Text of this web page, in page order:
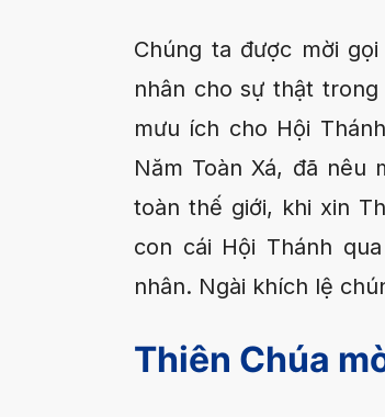
Chúng ta được mời
nhân cho sự thật
mưu ích cho Hội
Năm Toàn Xá, đã nêu
toàn thế giới, khi xin
con cái Hội Thánh
nhân. Ngài khích lệ
Thiên Chúa